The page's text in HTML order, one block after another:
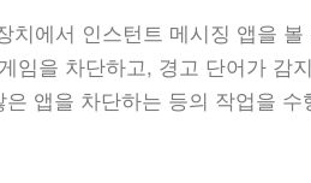
치에서 인스턴트 메시징 앱을
임을 차단하고, 경고 단어가 감
앱을 차단하는 등의 작업을 수